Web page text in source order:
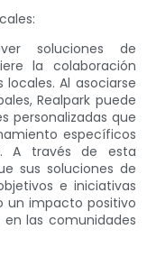
soluciones de
la colaboración
Al asociarse
Realpark puede
personalizadas que
específicos
A través de esta
sus soluciones de
e iniciativas
un impacto positivo
las comunidades